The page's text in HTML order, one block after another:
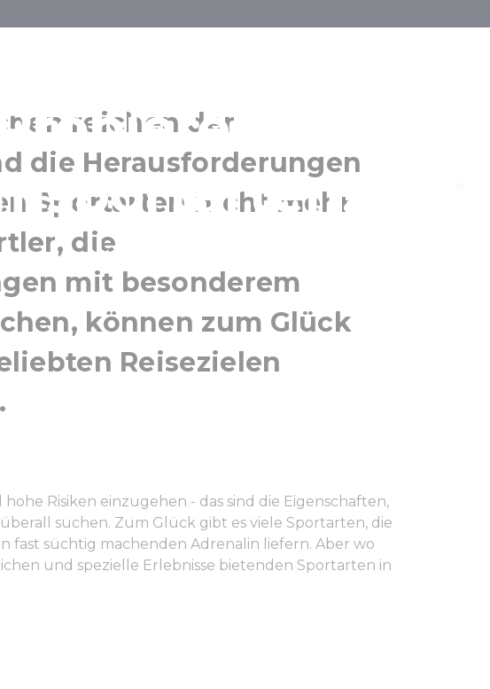
sie diese
reichen der
die Herausforderungen
Sportarten nicht mehr
die
mit besonderem
können zum Glück
Reisezielen
Risiken einzugehen - das sind die Eigenschaften,
suchen. Zum Glück gibt es viele Sportarten, die
fast süchtig machenden Adrenalin liefern. Aber wo
und spezielle Erlebnisse bietenden Sportarten in